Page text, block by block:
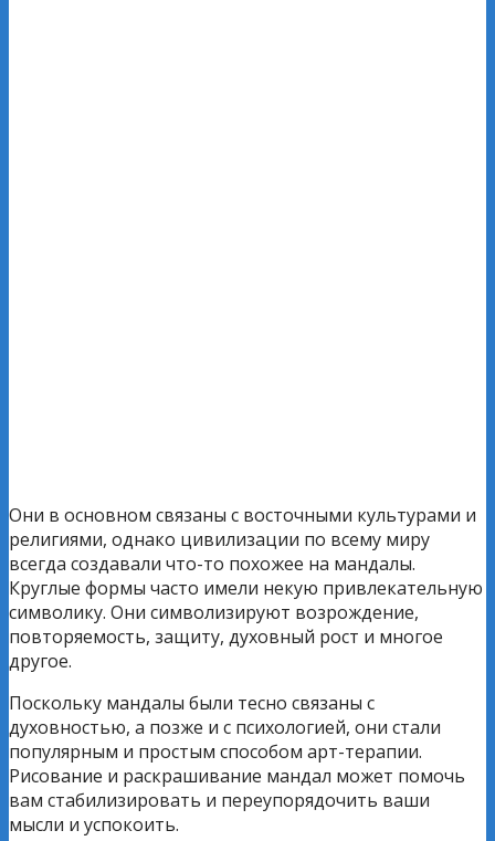
Они в основном связаны с восточными культурами и
религиями, однако цивилизации по всему миру
всегда создавали что-то похожее на мандалы.
Круглые формы часто имели некую привлекательную
символику. Они символизируют возрождение,
повторяемость, защиту, духовный рост и многое
другое.
Поскольку мандалы были тесно связаны с
духовностью, а позже и с психологией, они стали
популярным и простым способом арт-терапии.
Рисование и раскрашивание мандал может помочь
вам стабилизировать и переупорядочить ваши
мысли и успокоить.